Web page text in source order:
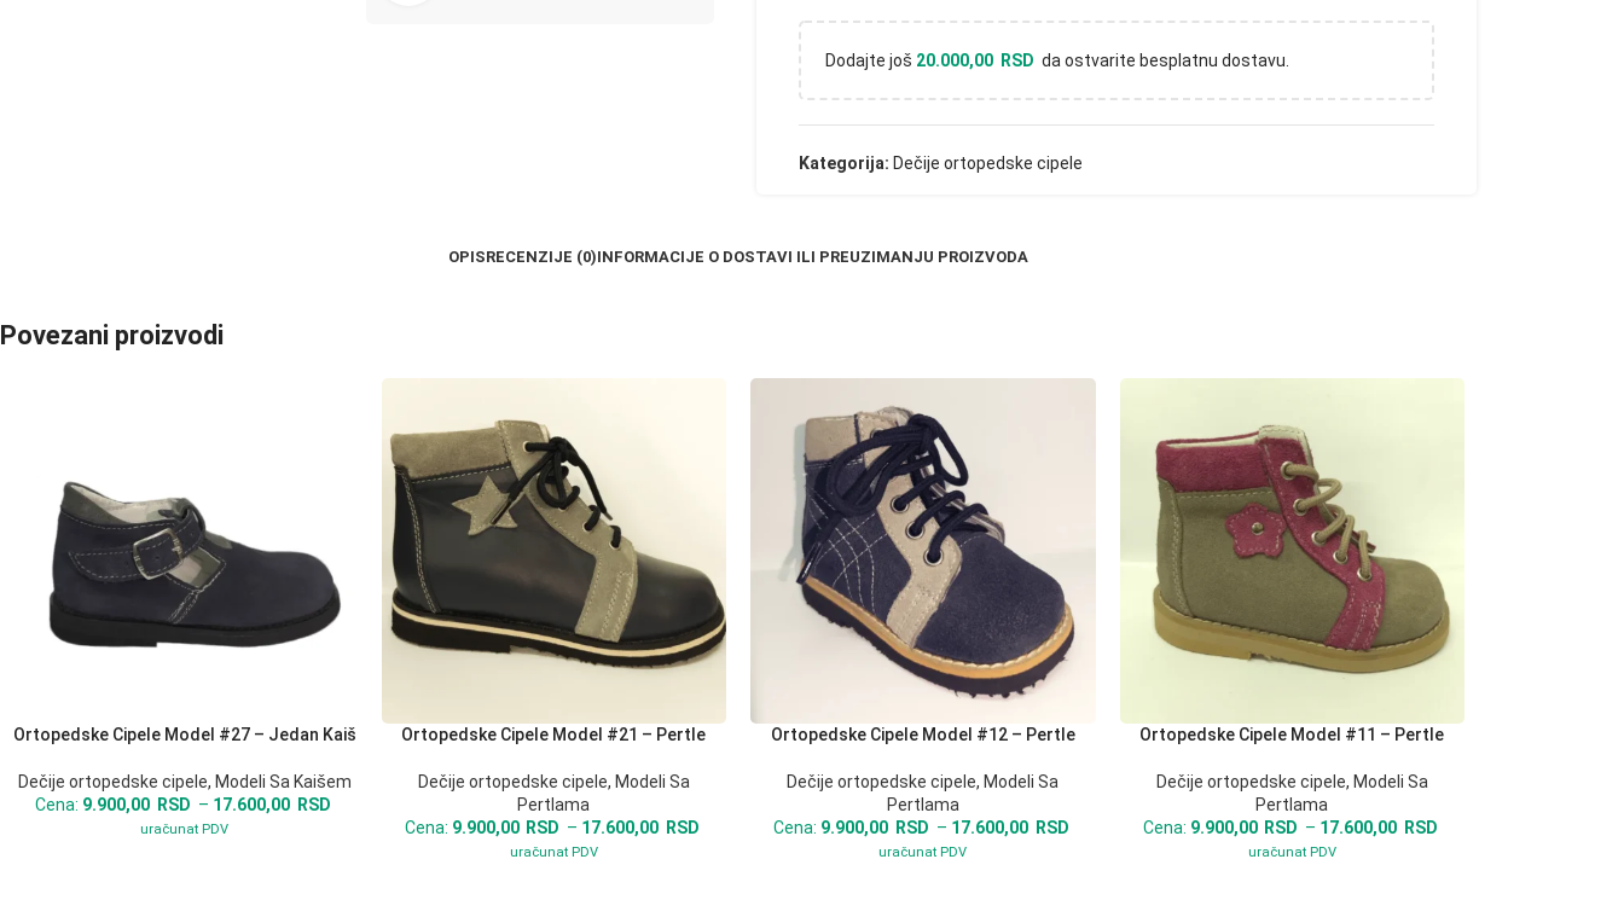
Dodajte još 20.000,00 RSD da ostvarite besplatnu dostavu.
Kategorija: Dečije ortopedske cipele
OPISRECENZIJE (0)INFORMACIJE O DOSTAVI ILI PREUZIMANJU PROIZVODA
Povezani proizvodi
ODABERITE OPCIJE
Ortopedske Cipele Model #27 – Jedan Kaiš
Dečije ortopedske cipele, Modeli Sa Kaišem
Cena: 9.900,00 RSD – 17.600,00 RSD
uračunat PDV
ODABERITE OPCIJE
Ortopedske Cipele Model #21 – Pertle
Dečije ortopedske cipele, Modeli Sa
Pertlama
Cena: 9.900,00 RSD – 17.600,00 RSD
uračunat PDV
ODABERITE OPCIJE
Ortopedske Cipele Model #12 – Pertle
Dečije ortopedske cipele, Modeli Sa
Pertlama
Cena: 9.900,00 RSD – 17.600,00 RSD
uračunat PDV
ODABERITE OPCIJE
Ortopedske Cipele Model #11 – Pertle
Dečije ortopedske cipele, Modeli Sa
Pertlama
Cena: 9.900,00 RSD – 17.600,00 RSD
uračunat PDV